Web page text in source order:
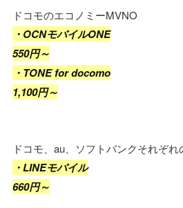
ドコモのエコノミーMVNO
・OCNモバイルONE
550円～
・TONE for docomo
1,100円～
ドコモ、au、ソフトバンクそれぞ
・LINEモバイル
660円～